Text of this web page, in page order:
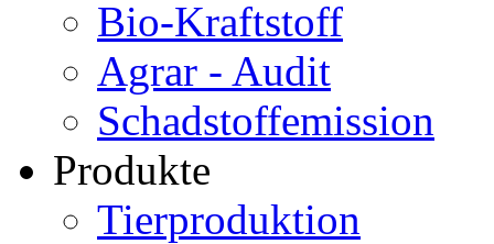
Bio-Kraftstoff
Agrar - Audit
Schadstoffemission
Produkte
Tierproduktion